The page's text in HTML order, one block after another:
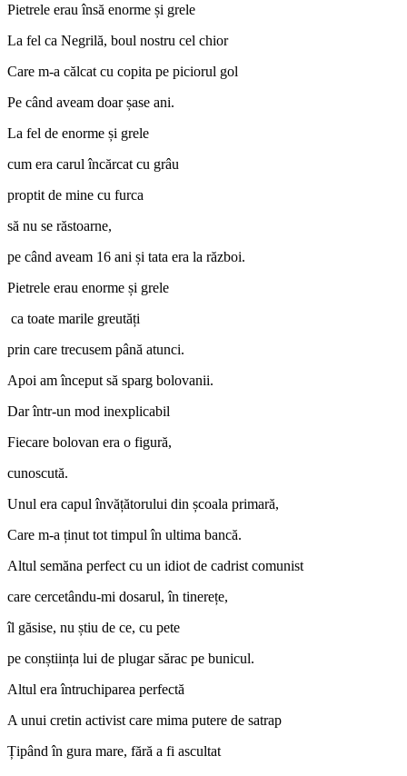
Pietrele erau însă enorme și grele
La fel ca Negrilă, boul nostru cel chior
Care m-a călcat cu copita pe piciorul gol
Pe când aveam doar șase ani.
La fel de enorme și grele
cum era carul încărcat cu grâu
proptit de mine cu furca
să nu se răstoarne,
pe când aveam 16 ani și tata era la război.
Pietrele erau enorme și grele
ca toate marile greutăți
prin care trecusem până atunci.
Apoi am început să sparg bolovanii.
Dar într-un mod inexplicabil
Fiecare bolovan era o figură,
cunoscută.
Unul era capul învățătorului din școala primară,
Care m-a ținut tot timpul în ultima bancă.
Altul semăna perfect cu un idiot de cadrist comunist
care cercetându-mi dosarul, în tinerețe,
îl găsise, nu știu de ce, cu pete
pe conștiința lui de plugar sărac pe bunicul.
Altul era întruchiparea perfectă
A unui cretin activist care mima putere de satrap
Țipând în gura mare, fără a fi ascultat